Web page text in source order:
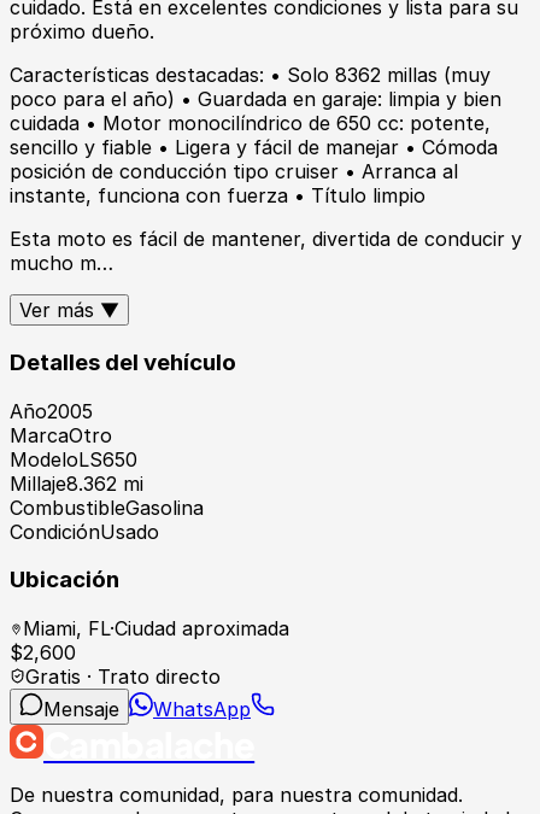
cuidado. Está en excelentes condiciones y lista para su
próximo dueño.
Características destacadas: • Solo 8362 millas (muy
poco para el año) • Guardada en garaje: limpia y bien
cuidada • Motor monocilíndrico de 650 cc: potente,
sencillo y fiable • Ligera y fácil de manejar • Cómoda
posición de conducción tipo cruiser • Arranca al
instante, funciona con fuerza • Título limpio
Esta moto es fácil de mantener, divertida de conducir y
mucho m…
Ver más ▼
Detalles del vehículo
Año2005
MarcaOtro
ModeloLS650
Millaje8.362 mi
CombustibleGasolina
CondiciónUsado
Ubicación
Miami, FL·Ciudad aproximada
$2,600
Gratis · Trato directo
Mensaje
WhatsApp
De nuestra comunidad, para nuestra comunidad.